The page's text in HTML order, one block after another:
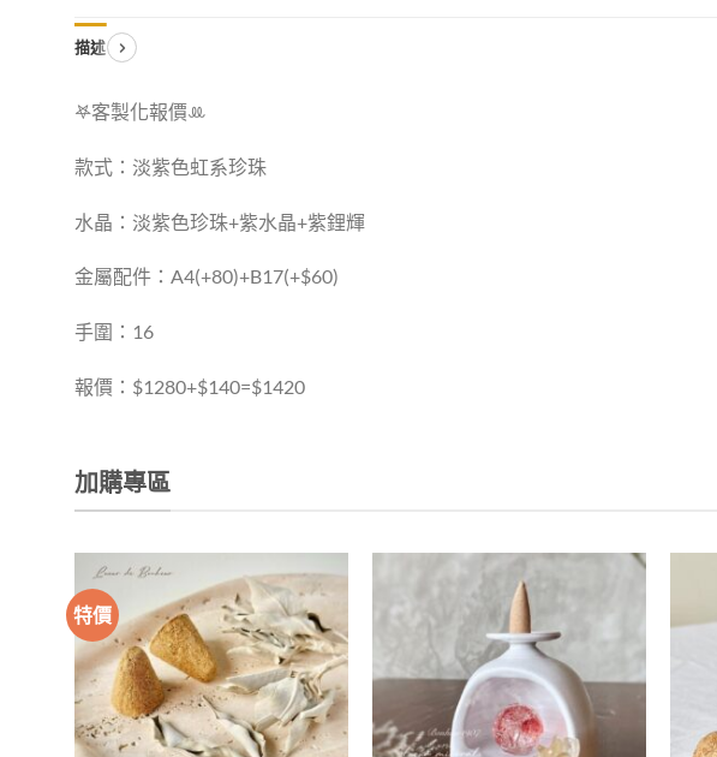
描述
𖤐客製化報價‪ꔛ
款式：淡紫色虹系珍珠
水晶：淡紫色珍珠+紫水晶+紫鋰輝
金屬配件：A4(+80)+B17(+$60)
手圍：16
報價：$1280+$140=$1420
加購專區
特價